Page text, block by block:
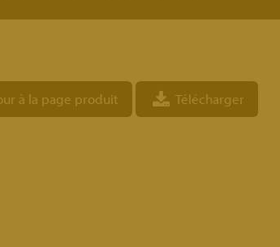
à la page produit Télécharger